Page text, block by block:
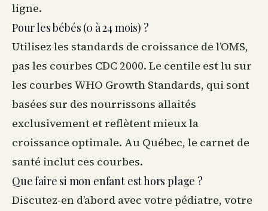
ligne.
Pour les bébés (0 à 24 mois) ?
Utilisez les standards de croissance de l’OMS,
pas les courbes CDC 2000. Le centile est lu sur
les courbes WHO Growth Standards, qui sont
basées sur des nourrissons allaités
exclusivement et reflètent mieux la
croissance optimale. Au Québec, le carnet de
santé inclut ces courbes.
Que faire si mon enfant est hors plage ?
Discutez-en d’abord avec votre pédiatre, votre